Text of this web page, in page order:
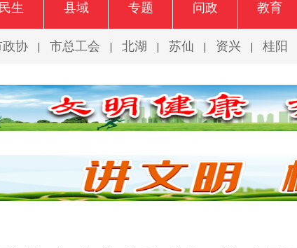
民生 县域 专题 问政 教育
政协 | 市总工会 | 北湖 | 苏仙 | 资兴 | 桂阳